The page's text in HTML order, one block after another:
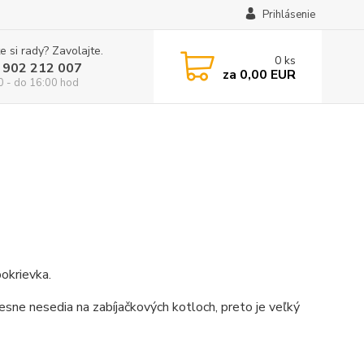
Prihlásenie
si rady? Zavolajte.
212 007
- do 16:00 hod
0 ks
za 0,00 EUR
nesedia na zabíjačkových kotloch, preto je veľký